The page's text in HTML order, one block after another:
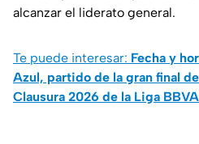
alcanzar el liderato general.
Te puede interesar: Fecha y
Azul, partido de la gran final
Clausura 2026 de la Liga